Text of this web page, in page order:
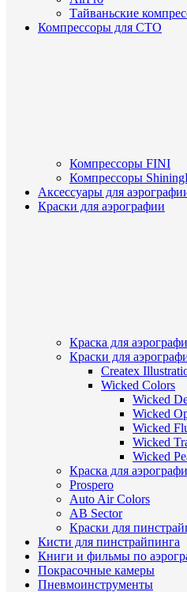
Тайваньские
Компрессоры для СТО
Компрессоры FINI
Компрессоры
Аксессуары для
Краски для аэрографии
Краска для
Краски для
Createx
Wicked Colors
Wicked
Wicked
Wicked
Wicked
Wicked
Краска для
Prospero
Auto Air Colors
AB Sector
Краски для
Кисти для пинстрайпинга
Книги и фильмы по
Покрасочные камеры
Пневмоинструменты